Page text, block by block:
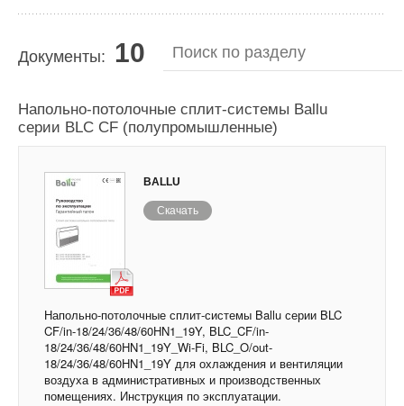
Документы: 10
Напольно-потолочные сплит-системы Ballu
серии BLC CF (полупромышленные)
BALLU
Скачать
Напольно-потолочные сплит-системы Ballu серии BLC
CF/in-18/24/36/48/60HN1_19Y, BLC_CF/in-
18/24/36/48/60HN1_19Y_Wi-Fi, BLC_O/out-
18/24/36/48/60HN1_19Y для охлаждения и вентиляции
воздуха в административных и производственных
помещениях. Инструкция по эксплуатации.